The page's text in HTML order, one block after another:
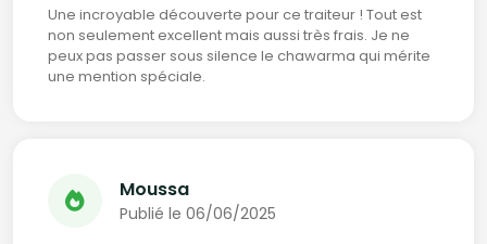
Une incroyable découverte pour ce traiteur ! Tout est
non seulement excellent mais aussi très frais. Je ne
peux pas passer sous silence le chawarma qui mérite
une mention spéciale.
Moussa
Publié le 06/06/2025